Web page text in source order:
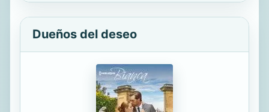
Dueños del deseo